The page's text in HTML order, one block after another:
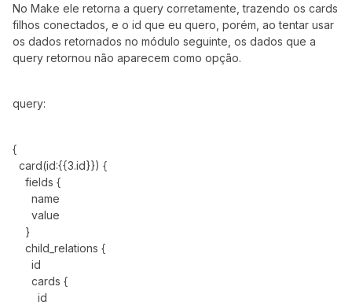
No Make ele retorna a query corretamente, trazendo os cards
filhos conectados, e o id que eu quero, porém, ao tentar usar
os dados retornados no módulo seguinte, os dados que a
query retornou não aparecem como opção.
query:
{
card(id:{{3.id}}) {
fields {
name
value
}
child_relations {
id
cards {
id